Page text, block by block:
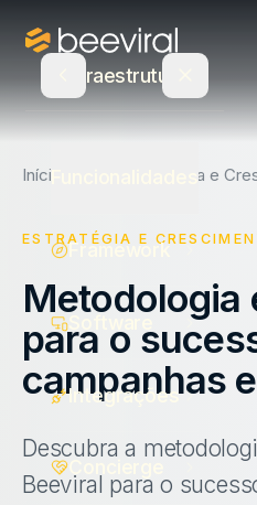
Mídia e
Estudo de
Fale com
Infraestrutura
Framework
Integrações
Início Estratégia e
ESTRATÉGIA E
Metodologia
para o
campanhas
Descubra a
Beeviral para o